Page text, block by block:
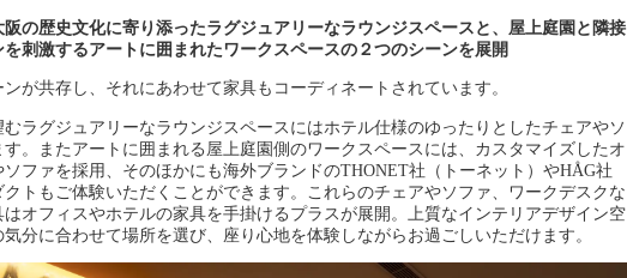
阪の歴史文化に寄り添ったラグジュアリーなラウンジスペースと、屋上庭園と隣接
を刺激するアートに囲まれたワークスペースの２つのシーンを展開
が共存し、それにあわせて家具もコーディネートされています。
むラグジュアリーなラウンジスペースにはホテル仕様のゆったりとしたチェアやソ
。またアートに囲まれる屋上庭園側のワークスペースには、カスタマイズしたオ
ファを採用、そのほかにも海外ブランドのTHONET社（トーネット）やHÅG社
クトもご体験いただくことができます。これらのチェアやソファ、ワークデスクな
はオフィスやホテルの家具を手掛けるプラスが展開。上質なインテリアデザイン空
分に合わせて場所を選び、座り心地を体験しながらお過ごしいただけます。